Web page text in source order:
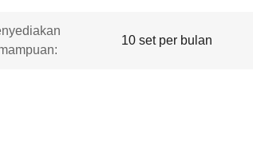
10 set per bulan